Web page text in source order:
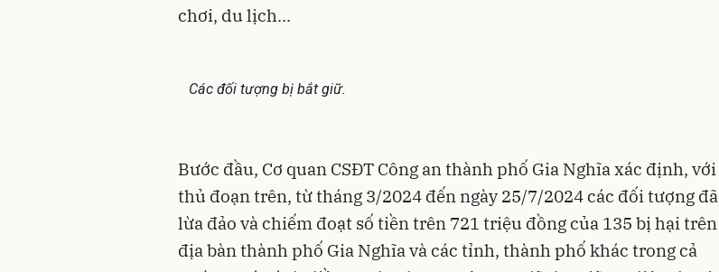
chơi, du lịch...
Các đối tượng bị bắt giữ.
Bước đầu, Cơ quan CSĐT Công an thành phố Gia Nghĩa xác định, với
thủ đoạn trên, từ tháng 3/2024 đến ngày 25/7/2024 các đối tượng đã
lừa đảo và chiếm đoạt số tiền trên 721 triệu đồng của 135 bị hại trên
địa bàn thành phố Gia Nghĩa và các tỉnh, thành phố khác trong cả